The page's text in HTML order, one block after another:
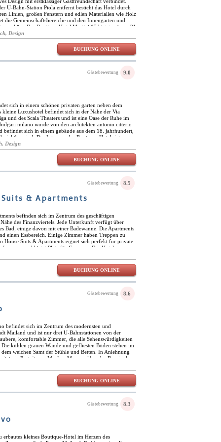
Design mit erstklassiger Gastfreundschaft verbindet.
U-Bahn-Station Piola entfernt besticht das Hotel durch
Linien, großen Fenstern und edlen Materialien wie Holz
die Gemeinschaftsbereiche und den Innengarten und
Das Boutique Hotel Martini 17 bietet mit nur 21
Erlebnis. Jedes Zimmer ist mit einer Kombination aus
mit Naturmotiven gestaltet. Die Zimmer verfügen
Klimaanlage, Verdunkelungsvorhänge, 40-Zoll-
sowie einen Safe. Die makellosen Badezimmer sind mit
Pflegeprodukten ausgestattet. Das Boutique
über private Yoga-Sitzungen, Massagen im
Workshops – jede Aktivität ist für diejenigen
auf einzigartige und raffinierte Weise kennenlernen
Martini 17 ermöglicht eine einfache Anbindung an
Mailands. Das Quadrilatero della Moda, die Galleria
Aires sind nur wenige U-Bahn-Stationen entfernt.
Castello Sforzesco, die Pinacoteca di Brera und der
in der Nähe und sind alle mit öffentlichen
Das Boutique Hotel Martini 17 wurde für ein
Wert auf Ruhe und Ästhetik legt, und bietet die
und friedlicher Atmosphäre.
Design
BUCHUNG ONLINE
Gästebewertung 9.0
sich in einem schönen privaten garten neben dem
kleine Luxushotel befindet sich in der Nähe der Via
und des Scala Theaters und ist eine Oase der Ruhe im
milano wurde von den architekten antonio citterio
befindet sich in einem gebäude aus dem 18. jahrhundert,
sichtbar sind. Das Interieur des Boutique-Hotels ist
Möbeln und Details von Citterio gestaltet. bulgari
luxus-Juweliers. edle materialien wie schwarzer
aphyon, teak, durmast und eiche sorgen für ein
Design
BUCHUNG ONLINE
Gästebewertung 8.5
Suits & Apartments
befinden sich im Zentrum des geschäftigen
des Finanzviertels. Jede Unterkunft verfügt über
Bad, einige davon mit einer Badewanne. Die Apartments
einen Essbereich. Einige Zimmer haben Treppen zu
House Suits & Apartments eignet sich perfekt für private
und bietet Platz für Gruppen. Das Hotel
als Extra. Spazieren Sie zu Fuß durch Mailand oder
um all das zu entdecken, was diese historische
BUCHUNG ONLINE
Gästebewertung 8.6
befindet sich im Zentrum des modernsten und
Mailand und ist nur drei U-Bahnstationen von der
komfortable Zimmer, die alle Sehenswürdigkeiten
kühlen grauen Wände und gefliesten Böden stehen im
weichen Samt der Stühle und Betten. In Anlehnung
sitzt ein Porträt von Marilyn Monroe über der Bar, in der
schwarz glänzende Boden der Lobby reflektiert das
den Aufstieg zu den Schlafzimmern erleichtern. Jedes
Schlafzimmer verfügt über WLAN, ein eigenes
Boutique-Hotel ist ideal für ein effizientes
Besuch in der Metropole.
BUCHUNG ONLINE
Gästebewertung 8.3
kleines Boutique-Hotel im Herzen des